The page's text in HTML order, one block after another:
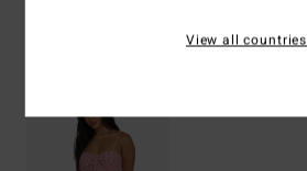
Vistos recentementeView all countries